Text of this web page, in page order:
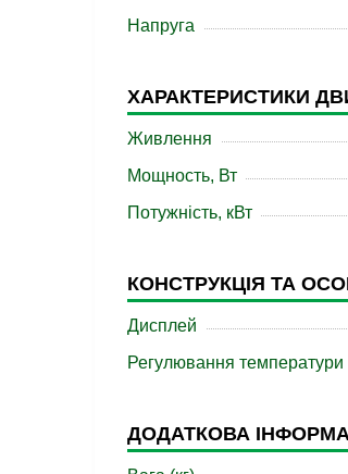
Напруга
ХАРАКТЕРИСТИКИ
Живлення
Мощность, Вт
Потужність, кВт
КОНСТРУКЦІЯ ТА
Дисплей
Регулювання температури
ДОДАТКОВА